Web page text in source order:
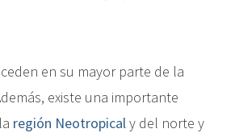
en su mayor parte de la
existe una importante
región Neotropicaly del norte y